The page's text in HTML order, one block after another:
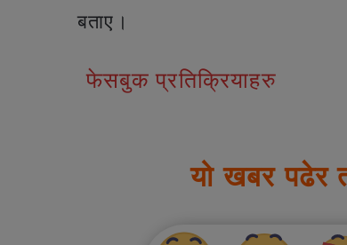
बताए।
फेसबुक प्रतिक्रियाहरु
यो खबर पढेर